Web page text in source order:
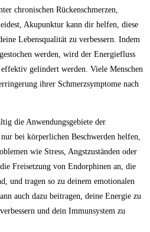
chronischen Rückenschmerzen,
Akupunktur ⁤kann dir⁣ helfen, diese
Lebensqualität⁤ zu verbessern. Indem
‍werden, wird​ der Energiefluss
gelindert werden. Viele Menschen​
ihrer Schmerzsymptome nach
​die Anwendungsgebiete der
bei körperlichen Beschwerden⁢ helfen,
wie Stress, Angstzuständen oder
Freisetzung‌ von Endorphinen‍ an, die
und ​tragen so zu deinem emotionalen⁢
auch dazu beitragen, deine Energie zu⁢
und dein Immunsystem zu‍